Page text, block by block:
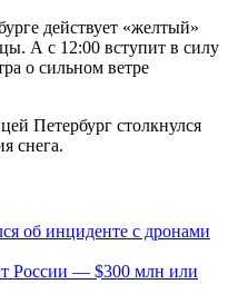
действует «желтый»
А с 12:00 вступит в силу
о сильном ветре
Петербург столкнулся
снега.
об инциденте с дронами
России — $300 млн или